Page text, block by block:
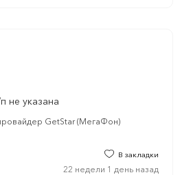
не указана
GetStar (МегаФон)
В закладки
22 недели 1 день назад